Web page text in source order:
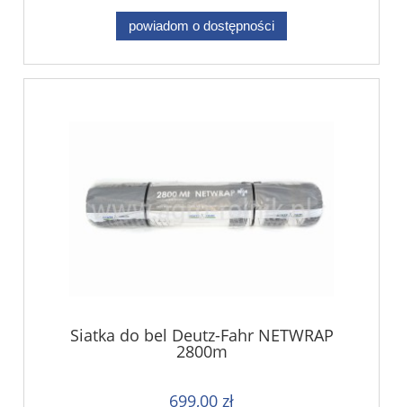
powiadom o dostępności
Siatka do bel Deutz-Fahr NETWRAP
2800m
699,00 zł